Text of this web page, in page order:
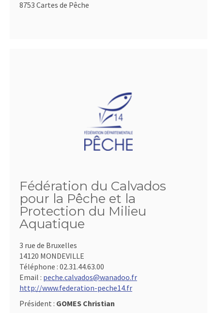
8753 Cartes de Pêche
Fédération du Calvados
pour la Pêche et la
Protection du Milieu
Aquatique
3 rue de Bruxelles
14120 MONDEVILLE
Téléphone : 02.31.44.63.00
Email : peche.calvados@wanadoo.fr
http://www.federation-peche14.fr
Président : GOMES Christian